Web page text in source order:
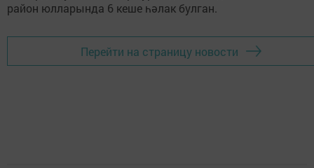
район юлларында 6 кеше һәлак булган.
Перейти на страницу новости